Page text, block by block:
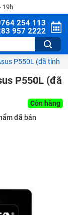
19h
254 113
957 2222
P550L (đã tính
P550L (đã
Còn hàng
đã bán